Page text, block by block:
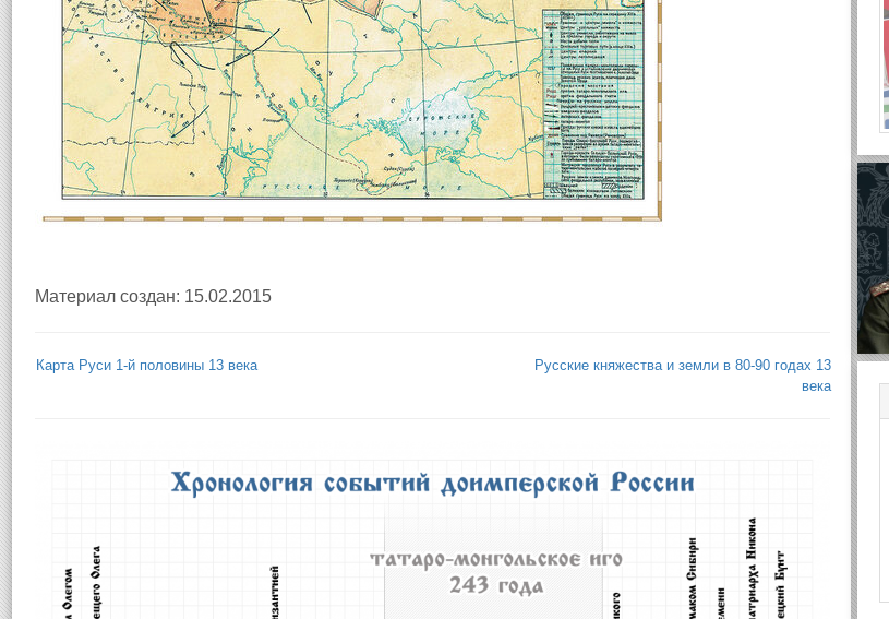
Материал создан: 15.02.2015
Карта Руси 1-й половины 13 века
Русские княжества и земли в 80-90 годах 13
века